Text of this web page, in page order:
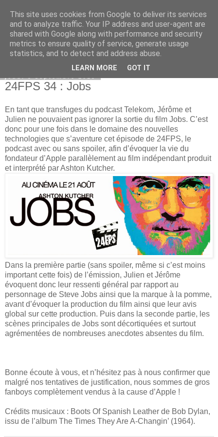
Bepod
24FPS 34 : Jobs
En tant que transfuges du podcast Telekom, Jérôme et
Julien ne pouvaient pas ignorer la sortie du film Jobs. C’est
donc pour une fois dans le domaine des nouvelles
technologies que s’aventure cet épisode de 24FPS, le
podcast avec ou sans spoiler, afin d’évoquer la vie du
fondateur d’Apple parallèlement au film indépendant produit
et interprété par Ashton Kutcher.
Dans la première partie (sans spoiler, même si c’est moins
important cette fois) de l’émission, Julien et Jérôme
évoquent donc leur ressenti général par rapport au
personnage de Steve Jobs ainsi que la marque à la pomme,
avant d’évoquer la production du film ainsi que leur avis
global sur cette production. Puis dans la seconde partie, les
scènes principales de Jobs sont décortiquées et surtout
agrémentées de nombreuses anecdotes absentes du film.
Bonne écoute à vous, et n’hésitez pas à nous confirmer que
malgré nos tentatives de justification, nous sommes de gros
fanboys complètement vendus à la cause d’Apple !
Crédits musicaux : Boots Of Spanish Leather de Bob Dylan,
issu de l’album The Times They Are A-Changin’ (1964).
This site uses cookies from Google to deliver its services
and to analyze traffic. Your IP address and user-agent are
shared with Google along with performance and security
metrics to ensure quality of service, generate usage
statistics, and to detect and address abuse.
LEARN MORE GOT IT